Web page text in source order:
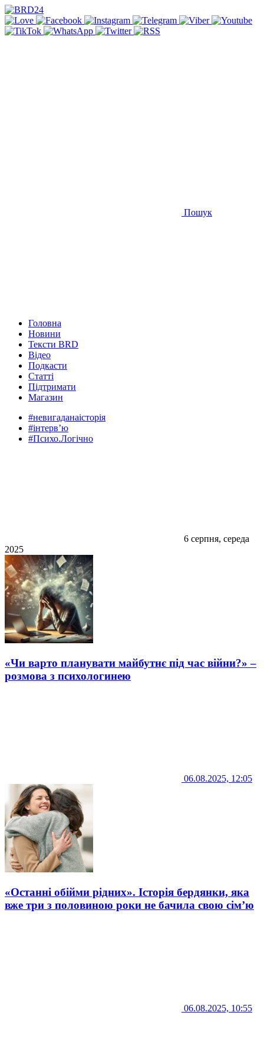
Пошук
Головна
Новини
Тексти BRD
Відео
Подкасти
Статті
Підтримати
Магазин
#невигаданаісторія
#інтервʼю
#Психо.Логічно
6 серпня, середа
2025
«Чи варто планувати майбутнє під час війни?» –
розмова з психологинею
06.08.2025, 12:05
«Останні обійми рідних». Історія бердянки, яка
вже три з половиною роки не бачила свою сім’ю
06.08.2025, 10:55